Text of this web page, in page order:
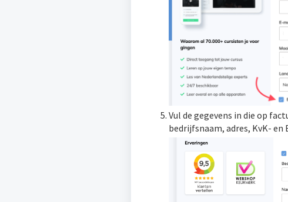
Vul de gegevens in die op
bedrijfsnaam, adres, KvK- en